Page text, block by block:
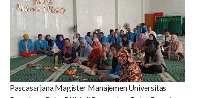
Pascasarjana Magister Manajemen Universitas